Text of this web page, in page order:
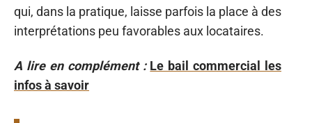
qui, dans la pratique, laisse parfois la place à des
interprétations peu favorables aux locataires.
A lire en complément : Le bail commercial les
infos à savoir